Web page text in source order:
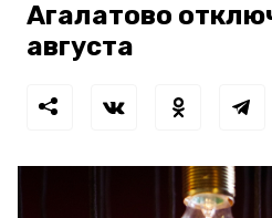
Агалатово
августа